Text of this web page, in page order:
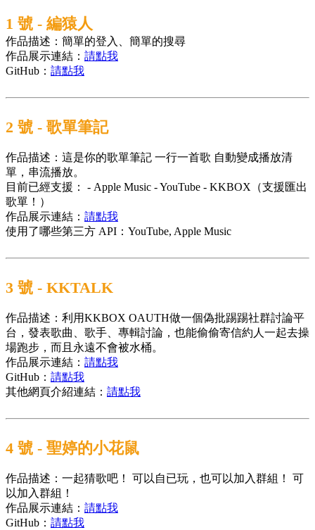
1 號 - 編猿人
作品描述：簡單的登入、簡單的搜尋
作品展示連結： 請點我
GitHub： 請點我
2 號 - 歌單筆記
作品描述：這是你的歌單筆記 一行一首歌 自動變成播放清
單，串流播放。
目前已經支援： - Apple Music - YouTube - KKBOX（支援匯出
歌單！）
作品展示連結： 請點我
使用了哪些第三方 API： YouTube, Apple Music
3 號 - KKTALK
作品描述：利用KKBOX OAUTH做一個偽批踢踢社群討論平
台，發表歌曲、歌手、專輯討論，也能偷偷寄信約人一起去操
場跑步，而且永遠不會被水桶。
作品展示連結： 請點我
GitHub： 請點我
其他網頁介紹連結： 請點我
4 號 - 聖婷的小花鼠
作品描述：一起猜歌吧！ 可以自已玩，也可以加入群組！ 可
以加入群組！
作品展示連結： 請點我
GitHub： 請點我